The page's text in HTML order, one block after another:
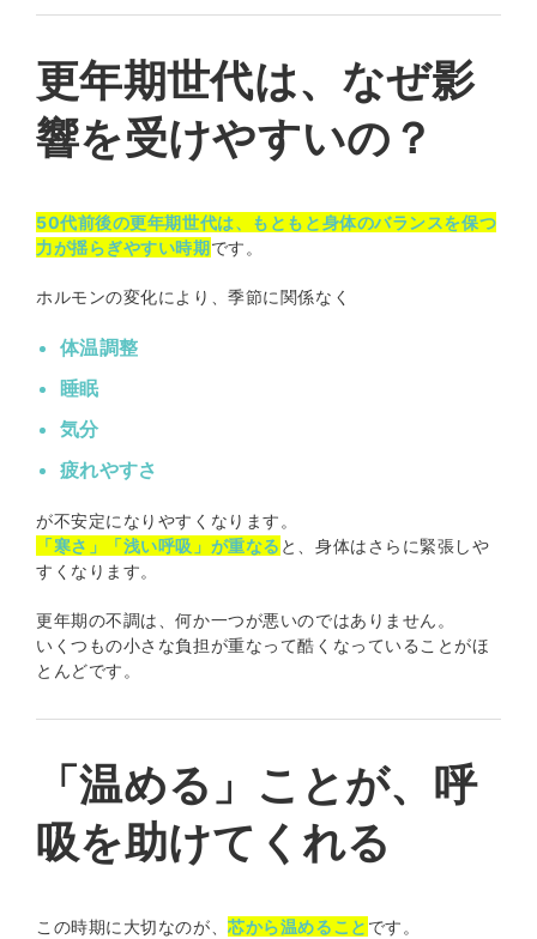
更年期世代は、なぜ影
響を受けやすいの？
50代前後の更年期世代は、もともと身体のバランスを保つ
力が揺らぎやすい時期です。
ホルモンの変化により、季節に関係なく
体温調整
睡眠
気分
疲れやすさ
が不安定になりやすくなります。
「寒さ」「浅い呼吸」が重なる と、身体はさらに緊張しや
すくなります。
更年期の不調は、何か一つが悪いのではありません。
いくつもの小さな負担が重なって酷くなっていることがほ
とんどです。
「温める」ことが、呼
吸を助けてくれる
この時期に大切なのが、芯から温めること です。